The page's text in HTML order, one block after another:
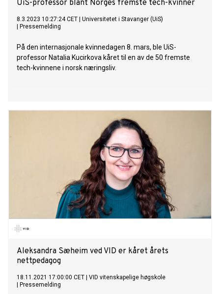
UiS-professor blant Norges fremste tech-kvinner
8.3.2023 10:27:24 CET
Universitetet i Stavanger (UiS)
Pressemelding
På den internasjonale kvinnedagen 8. mars, ble UiS-
professor Natalia Kucirkova kåret til en av de 50 fremste
tech-kvinnene i norsk næringsliv.
Aleksandra Sæheim ved VID er kåret årets
nettpedagog
18.11.2021 17:00:00 CET
VID vitenskapelige høgskole
Pressemelding